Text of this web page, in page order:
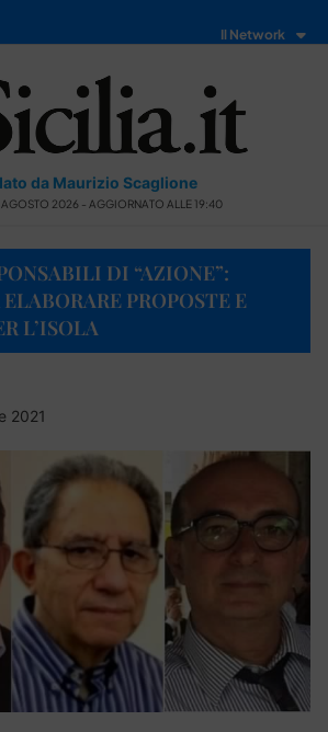
Il Network
da Maurizio Scaglione
2026 - AGGIORNATO ALLE 19:40
DI “AZIONE”:
PROPOSTE E
L’ISOLA
2021